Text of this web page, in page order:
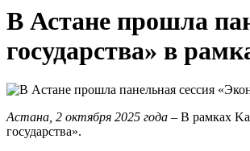
В Астане прошла
государства» в
Астана, 2 октября 2025 года – В рамках
государства».